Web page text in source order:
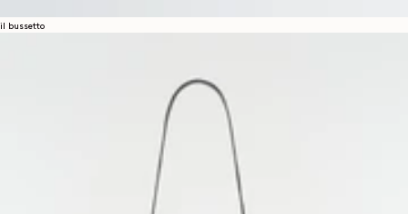
il bussetto